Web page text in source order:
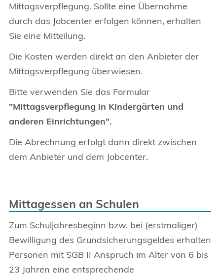
Mittagsverpflegung. Sollte eine Übernahme
durch das Jobcenter erfolgen können, erhalten
Sie eine Mitteilung.
Die Kosten werden direkt an den Anbieter der
Mittagsverpflegung überwiesen.
Bitte verwenden Sie das Formular
"Mittagsverpflegung in Kindergärten und
anderen Einrichtungen".
Die Abrechnung erfolgt dann direkt zwischen
dem Anbieter und dem Jobcenter.
Mittagessen an Schulen
Zum Schuljahresbeginn bzw. bei (erstmaliger)
Bewilligung des Grundsicherungsgeldes erhalten
Personen mit SGB II Anspruch im Alter von 6 bis
23 Jahren eine entsprechende